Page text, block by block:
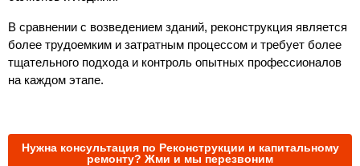
В сравнении с возведением зданий, реконструкция является
более трудоемким и затратным процессом и требует более
тщательного подхода и контроль опытных профессионалов
на каждом этапе.
Нужна консультация по Реконструкции и капитальному
ремонту? Жми и мы перезвоним